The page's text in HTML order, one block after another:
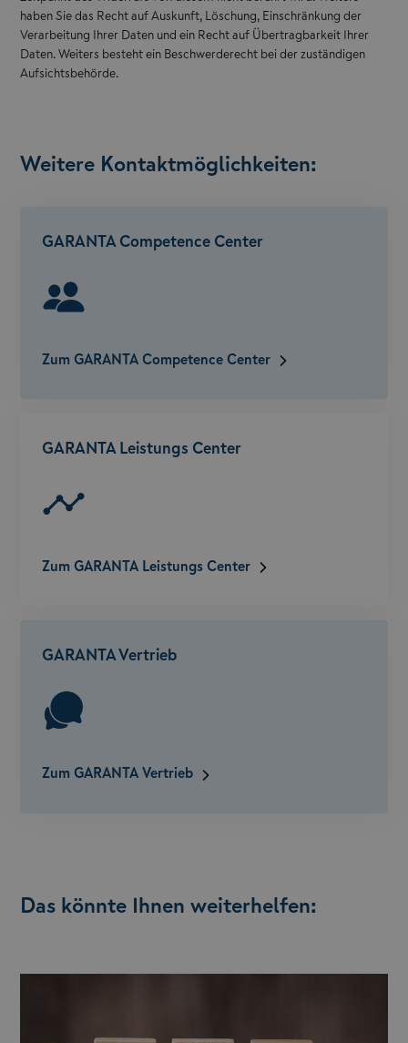
haben Sie das Recht auf Auskunft, Löschung, Einschränkung der
Verarbeitung Ihrer Daten und ein Recht auf Übertragbarkeit Ihrer
Daten. Weiters besteht ein Beschwerderecht bei der zuständigen
Aufsichtsbehörde.
Weitere Kontaktmöglichkeiten:
GARANTA Competence Center
Zum GARANTA Competence Center
GARANTA Leistungs Center
Zum GARANTA Leistungs Center
GARANTA Vertrieb
Zum GARANTA Vertrieb
Das könnte Ihnen weiterhelfen: